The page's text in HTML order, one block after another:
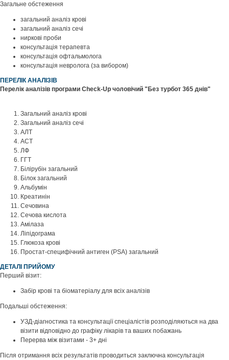
Загальне обстеження
загальний аналіз крові
загальний аналіз сечі
ниркові проби
консультація терапевта
консультація офтальмолога
консультація невролога (за вибором)
ПЕРЕЛІК АНАЛІЗІВ
Перелік аналізів програми Check-Up чоловічий "Без турбот 365 днів"
Загальний аналіз крові
Загальний аналіз сечі
АЛТ
АСТ
ЛФ
ГГТ
Білірубін загальний
Білок загальний
Альбумін
Креатинін
Сечовина
Сечова кислота
Амілаза
Ліпідограма
Глюкоза крові
Простат-специфічний антиген (PSA) загальний
ДЕТАЛІ ПРИЙОМУ
Перший візит:
Забір крові та біоматеріалу для всіх аналізів
Подальші обстеження:
УЗД-діагностика та консультації спеціалістів розподіляються на два
візити відповідно до графіку лікарів та ваших побажань
Перерва між візитами - 3+ дні
Після отримання всіх результатів проводиться заключна консультація